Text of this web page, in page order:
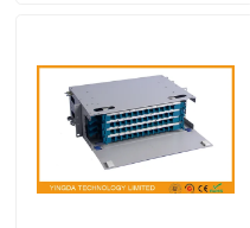
उत्पादों
हमारे बारे में